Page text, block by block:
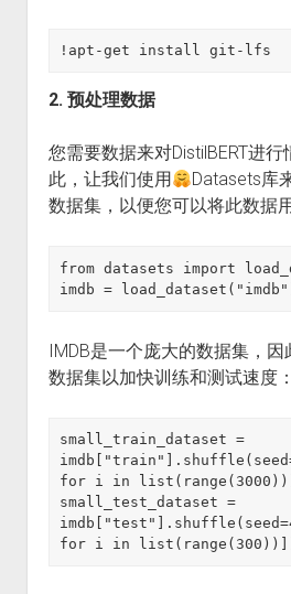
!apt-get install git-lfs
2. 预处理数据
您需要数据来对DistilBERT进
此，让我们使用
Datasets库
数据集，以便您可以将此数据
from datasets import
imdb =
IMDB是一个庞大的数据集，
数据集以加快训练和测试速度：
small_train_dataset =
for i in
small_test_dataset =
for i in